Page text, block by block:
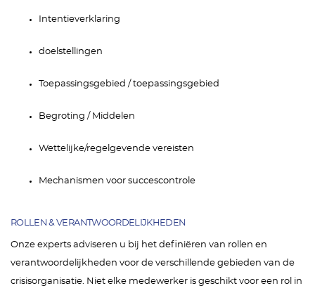
Intentieverklaring
doelstellingen
Toepassingsgebied / toepassingsgebied
Begroting / Middelen
Wettelijke/regelgevende vereisten
Mechanismen voor succescontrole
ROLLEN & VERANTWOORDELIJKHEDEN
Onze experts adviseren u bij het definiëren van rollen en
verantwoordelijkheden voor de verschillende gebieden van de
crisisorganisatie. Niet elke medewerker is geschikt voor een rol in